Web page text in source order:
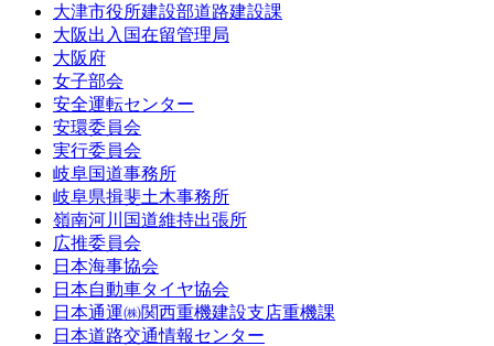
大津市役所建設部道路建設課
大阪出入国在留管理局
大阪府
女子部会
安全運転センター
安環委員会
実行委員会
岐阜国道事務所
岐阜県揖斐土木事務所
嶺南河川国道維持出張所
広推委員会
日本海事協会
日本自動車タイヤ協会
日本通運㈱関西重機建設支店重機課
日本道路交通情報センター